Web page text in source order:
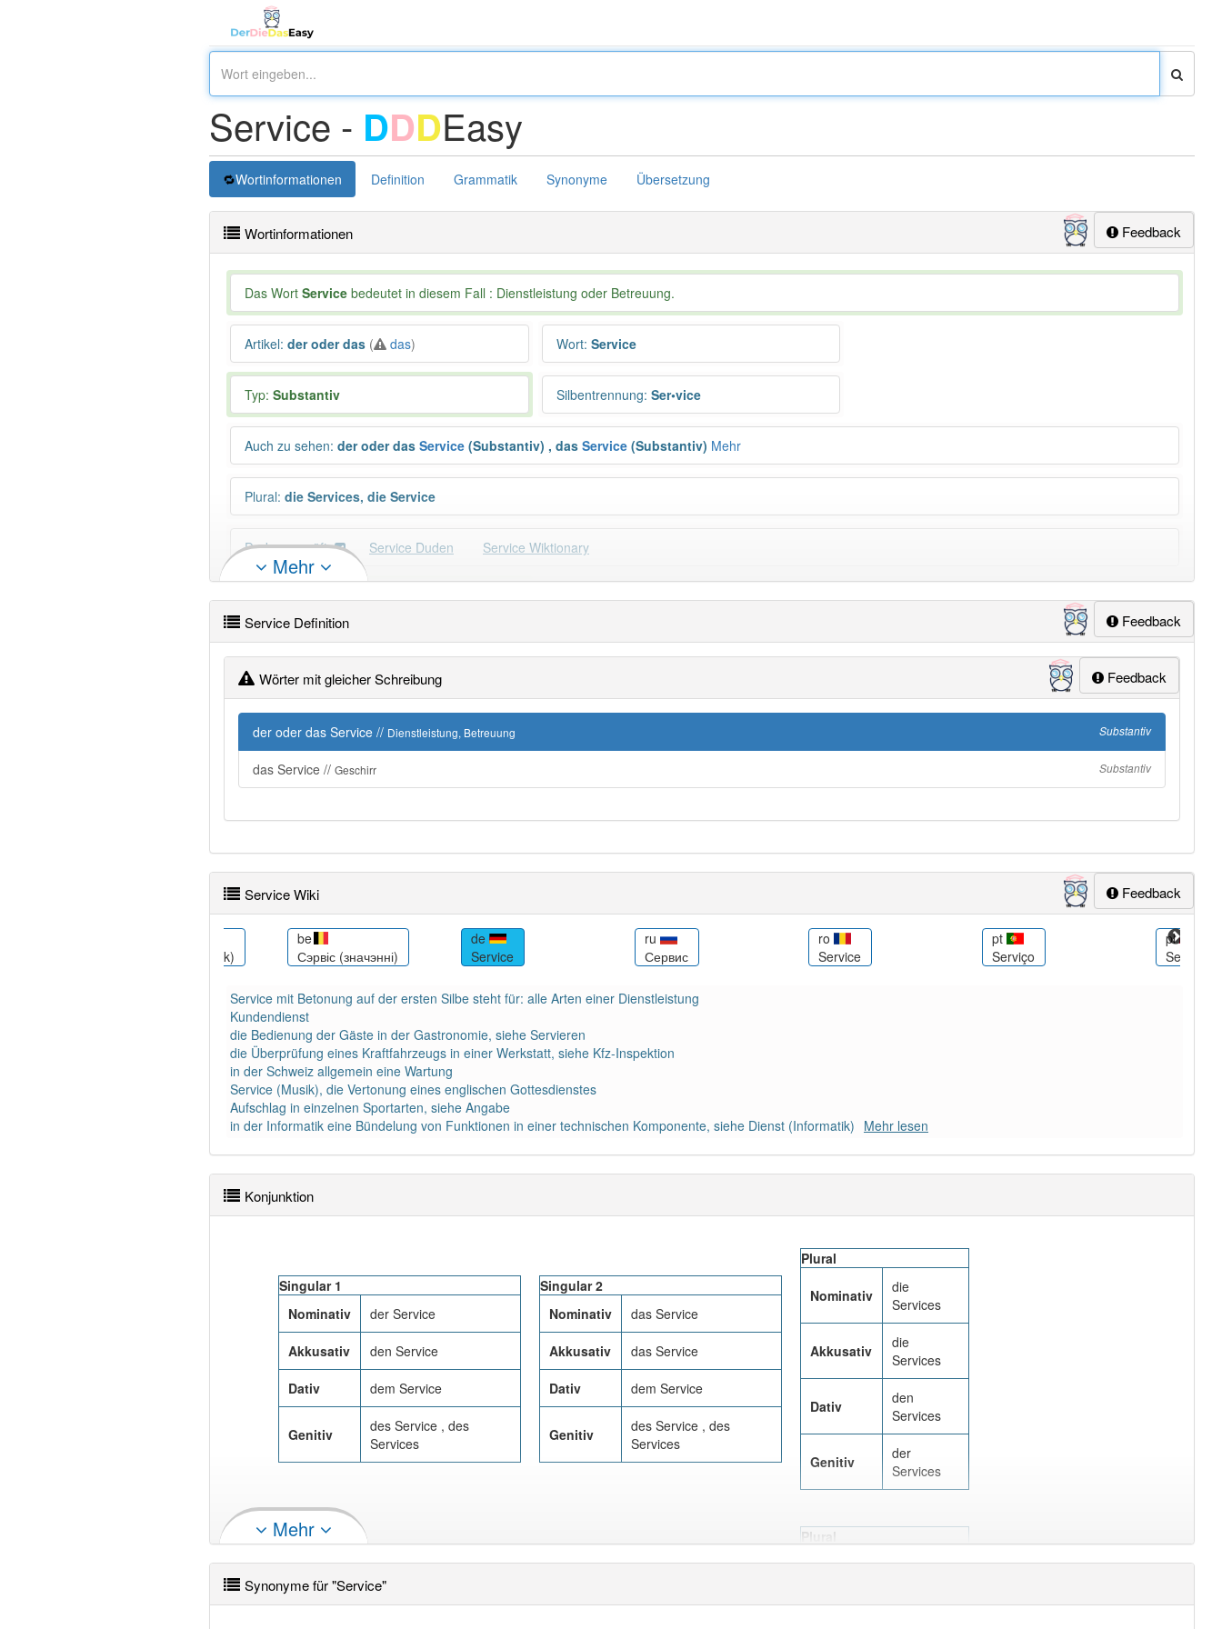
Service - DDDEasy
Wortinformationen Definition Grammatik Synonyme Übersetzung
Feedback
Wortinformationen
Das Wort Service bedeutet in diesem Fall : Dienstleistung oder Betreuung.
Artikel: der oder das ( das) Wort: Service
Typ: Substantiv Silbentrennung: Ser•vice
Auch zu sehen: der oder das Service (Substantiv) , das Service (Substantiv) Mehr
Plural: die Services, die Service
Duden geprüft: Service Duden Service Wiktionary
PowerIndex:2 Häufigkeit: 8 von 10
91% unserer Spielapp-Nutzer haben den Artikel korrekt erraten.
Mehr
Feedback
Service Definition
Feedback
Wörter mit gleicher Schreibung
der oder das Service // Dienstleistung, Betreuung Substantiv
das Service // Geschirr Substantiv
Feedback
Service Wiki
Služba (rozcestník)
be
Сэрвіс (значэнні)
de
Service
ru
Сервис
ro
Service
pt
Serviço
pl
Serwis
Service mit Betonung auf der ersten Silbe steht für: alle Arten einer Dienstleistung
Kundendienst
die Bedienung der Gäste in der Gastronomie, siehe Servieren
die Überprüfung eines Kraftfahrzeugs in einer Werkstatt, siehe Kfz-Inspektion
in der Schweiz allgemein eine Wartung
Service (Musik), die Vertonung eines englischen Gottesdienstes
Aufschlag in einzelnen Sportarten, siehe Angabe
in der Informatik eine Bündelung von Funktionen in einer technischen Komponente, siehe Dienst (Informatik) Mehr lesen
Konjunktion
Singular 1
Nominativ
der Service
Akkusativ den Service
Dativ dem Service
Genitiv
des Service , des
Services
Singular 2
Nominativ
das Service
Akkusativ das Service
Dativ dem Service
Genitiv
des Service , des
Services
Plural
Nominativ
die
Services
Akkusativ
die
Services
Dativ
den
Services
Genitiv
der
Services
Singular 1
Nominativ
der Service
Singular 2
Plural
die
Mehr
Synonyme für "Service"